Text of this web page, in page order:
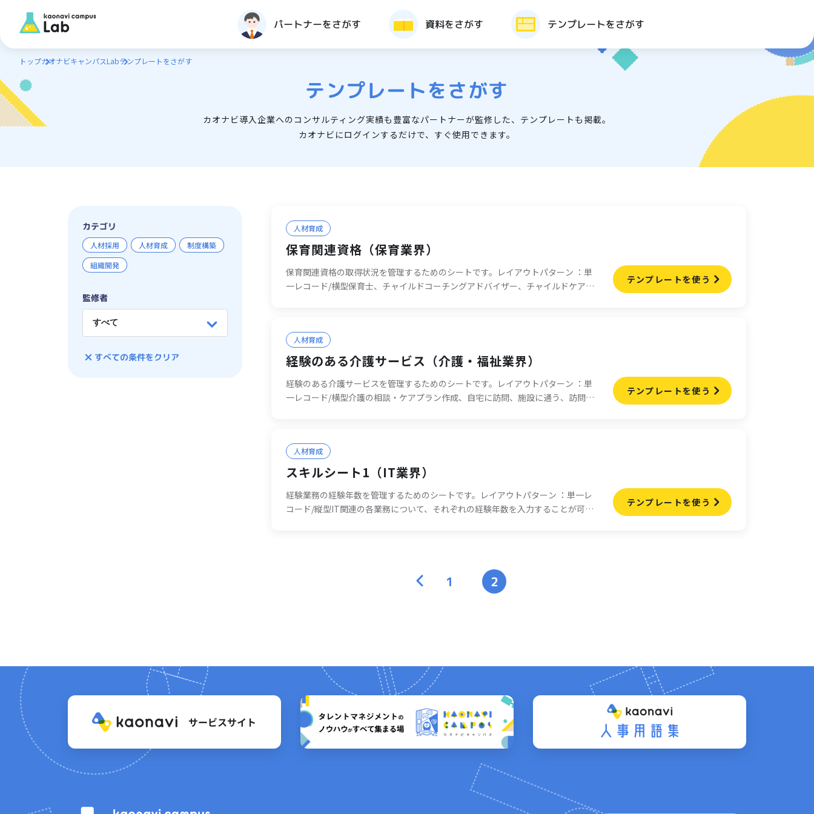
パートナーをさがす 資料をさがす テンプレートをさがす
トップカオナビキャンパスLabテンプレートをさがす
テンプレートをさがす
カオナビ導入企業へのコンサルティング実績も豊富なパートナーが監修した、テンプレートも掲載。
カオナビにログインするだけで、すぐ使用できます。
カテゴリ
人材採用 人材育成 制度構築
組織開発
監修者
すべての条件をクリア
人材育成
保育関連資格（保育業界）
保育関連資格の取得状況を管理するためのシートです。レイアウトパターン ：単
一レコード/横型保育士、チャイルドコーチングアドバイザー、チャイルドケア・
ー、認定病児保育スペシャリスト、リトミック指導員、運動保育士、ベビーマッ
サージインストラクター、こども環境管理士を入力することが可能です。「取得
／未取得」をラジオボタンで選択する形式となります。
テンプレートを使う
人材育成
経験のある介護サービス（介護・福祉業界）
経験のある介護サービスを管理するためのシートです。レイアウトパターン ：単
一レコード/横型介護の相談・ケアプラン作成、自宅に訪問、施設に通う、訪問・
テンプレートを使う
人材育成
スキルシート1（IT業界）
経験業務の経験年数を管理するためのシートです。レイアウトパターン ：単一レ
コード/縦型IT関連の各業務について、それぞれの経験年数を入力することが可能
テンプレートを使う
< 1 2